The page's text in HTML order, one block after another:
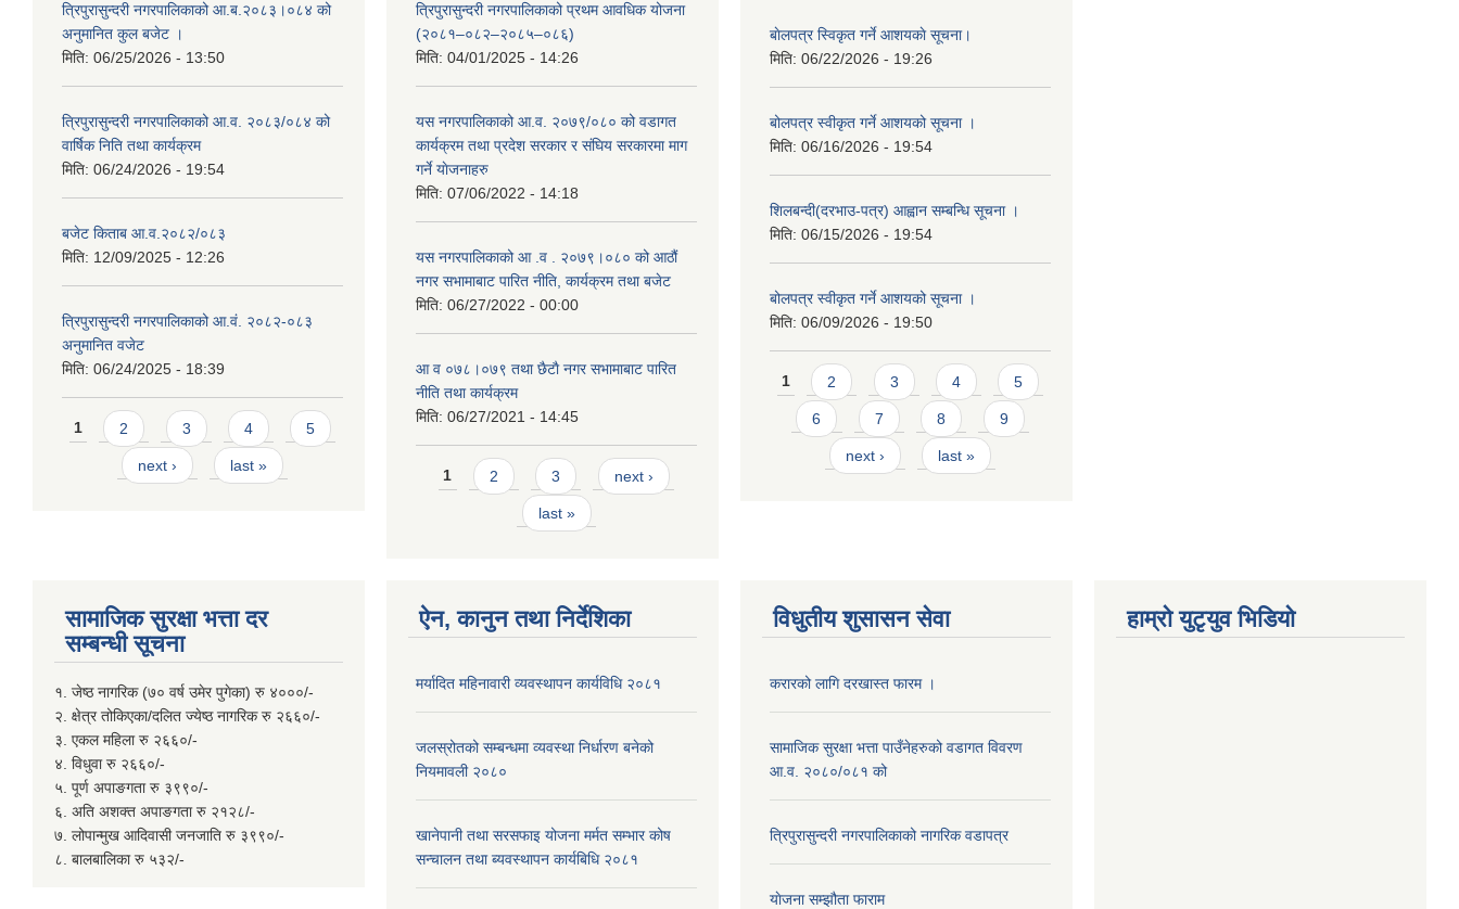
त्रिपुरासुन्दरी नगरपालिकाको आ.ब.२०८३।०८४ को
अनुमानित कुल बजेट ।
मिति: 06/25/2026 - 13:50
त्रिपुरासुन्दरी नगरपालिकाको आ.व. २०८३/०८४ को
वार्षिक निति तथा कार्यक्रम
मिति: 06/24/2026 - 19:54
बजेट किताब आ.व.२०८२/०८३
मिति: 12/09/2025 - 12:26
त्रिपुरासुन्दरी नगरपालिकाको आ.वं. २०८२-०८३
अनुमानित वजेट
मिति: 06/24/2025 - 18:39
Pages
1 2 3 4 5
next › last »
त्रिपुरासुन्दरी नगरपालिकाको प्रथम आवधिक योजना
(२०८१–०८२–२०८५–०८६)
मिति: 04/01/2025 - 14:26
यस नगरपालिकाको आ.व. २०७९/०८० को वडागत
कार्यक्रम तथा प्रदेश सरकार र संघिय सरकारमा माग
गर्ने याेजनाहरु
मिति: 07/06/2022 - 14:18
यस नगरपालिकाको आ‍ .व . २०७९।०८० को आठौं
नगर सभामाबाट पारित नीति, कार्यक्रम तथा बजेट
मिति: 06/27/2022 - 00:00
आ‍ व ०७८।०७९ तथा छैटाै नगर सभामाबाट पारित
नीति तथा कार्यक्रम
मिति: 06/27/2021 - 14:45
Pages
1 2 3 next ›
last »
बाेलपत्र स्विकृत गर्ने आशयकाे सूचना।
मिति: 06/22/2026 - 19:26
बोलपत्र स्वीकृत गर्ने आशयको सूचना ।
मिति: 06/16/2026 - 19:54
शिलबन्दी(दरभाउ-पत्र) आह्वान सम्बन्धि सूचना ।
मिति: 06/15/2026 - 19:54
बोलपत्र स्वीकृत गर्ने आशयको सूचना ।
मिति: 06/09/2026 - 19:50
Pages
1 2 3 4 5
6 7 8 9
next › last »
सामाजिक सुरक्षा भत्ता दर
सम्बन्धी सूचना
१. जेष्ठ नागरिक (७० वर्ष उमेर पुगेका) रु ४०००/-
२. क्षेत्र तोकिएका/दलित ज्येष्ठ नागरिक रु २६६०/-
३. एकल महिला रु २६६०/-
४. विधुवा रु २६६०/-
५. पूर्ण अपाङगता रु ३९९०/-
६. अति अशक्त अपाङगता रु २१२८/-
७. लोपान्मुख आदिवासी जनजाति रु ३९९०/-
८. बालबालिका रु ५३२/-
ऐन, कानुन तथा निर्देशिका
मर्यादित महिनावारी व्यवस्थापन कार्यविधि २०८१
जलस्रोतको सम्बन्धमा व्यवस्था निर्धारण बनेको
नियमावली २०८०
खानेपानी तथा सरसफाइ योजना मर्मत सम्भार कोष
सन्चालन तथा ब्यवस्थापन कार्यबिधि २०८१
विधुतीय शुसासन सेवा
करारको लागि दरखास्त फारम ।
सामाजिक सुरक्षा भत्ता पाउँनेहरुको वडागत विवरण
आ.व. २०८०/०८१ को
त्रिपुरासुन्दरी नगरपालिकाको नागरिक वडापत्र
याेजना सम्झौता फाराम
हाम्राे युटृयुव भिडियाे